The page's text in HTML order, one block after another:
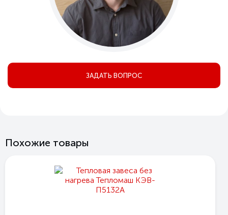
ЗАДАТЬ ВОПРОС
Похожие товары